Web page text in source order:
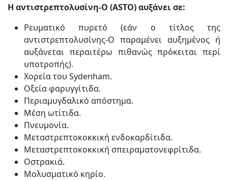
H αντιστρεπτολυσίνη-Ο (ASTO) αυξάνει σε:
Ρευματικό πυρετό (εάν ο τίτλος της
αντιστρεπτολυσίνης-Ο παραμένει αυξημένος ή
αυξάνεται περαιτέρω πιθανώς πρόκειται περί
υποτροπής).
Χορεία του Sydenham.
Οξεία φαρυγγίτιδα.
Περιαμυγδαλικό απόστημα.
Μέση ωτίτιδα.
Πνευμονία.
Μεταστρεπτοκοκκική ενδοκαρδίτιδα.
Μεταστρεπτοκοκκική σπειραματονεφρίτιδα.
Οστρακιά.
Μολυσματικό κηρίο.